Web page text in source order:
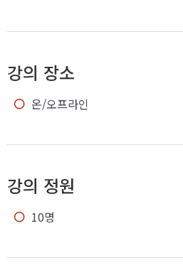
강의 장소
온/오프라인
강의 정원
10명